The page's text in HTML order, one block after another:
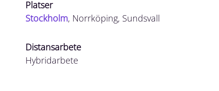
Platser
Stockholm, Norrköping, Sundsvall
Distansarbete
Hybridarbete